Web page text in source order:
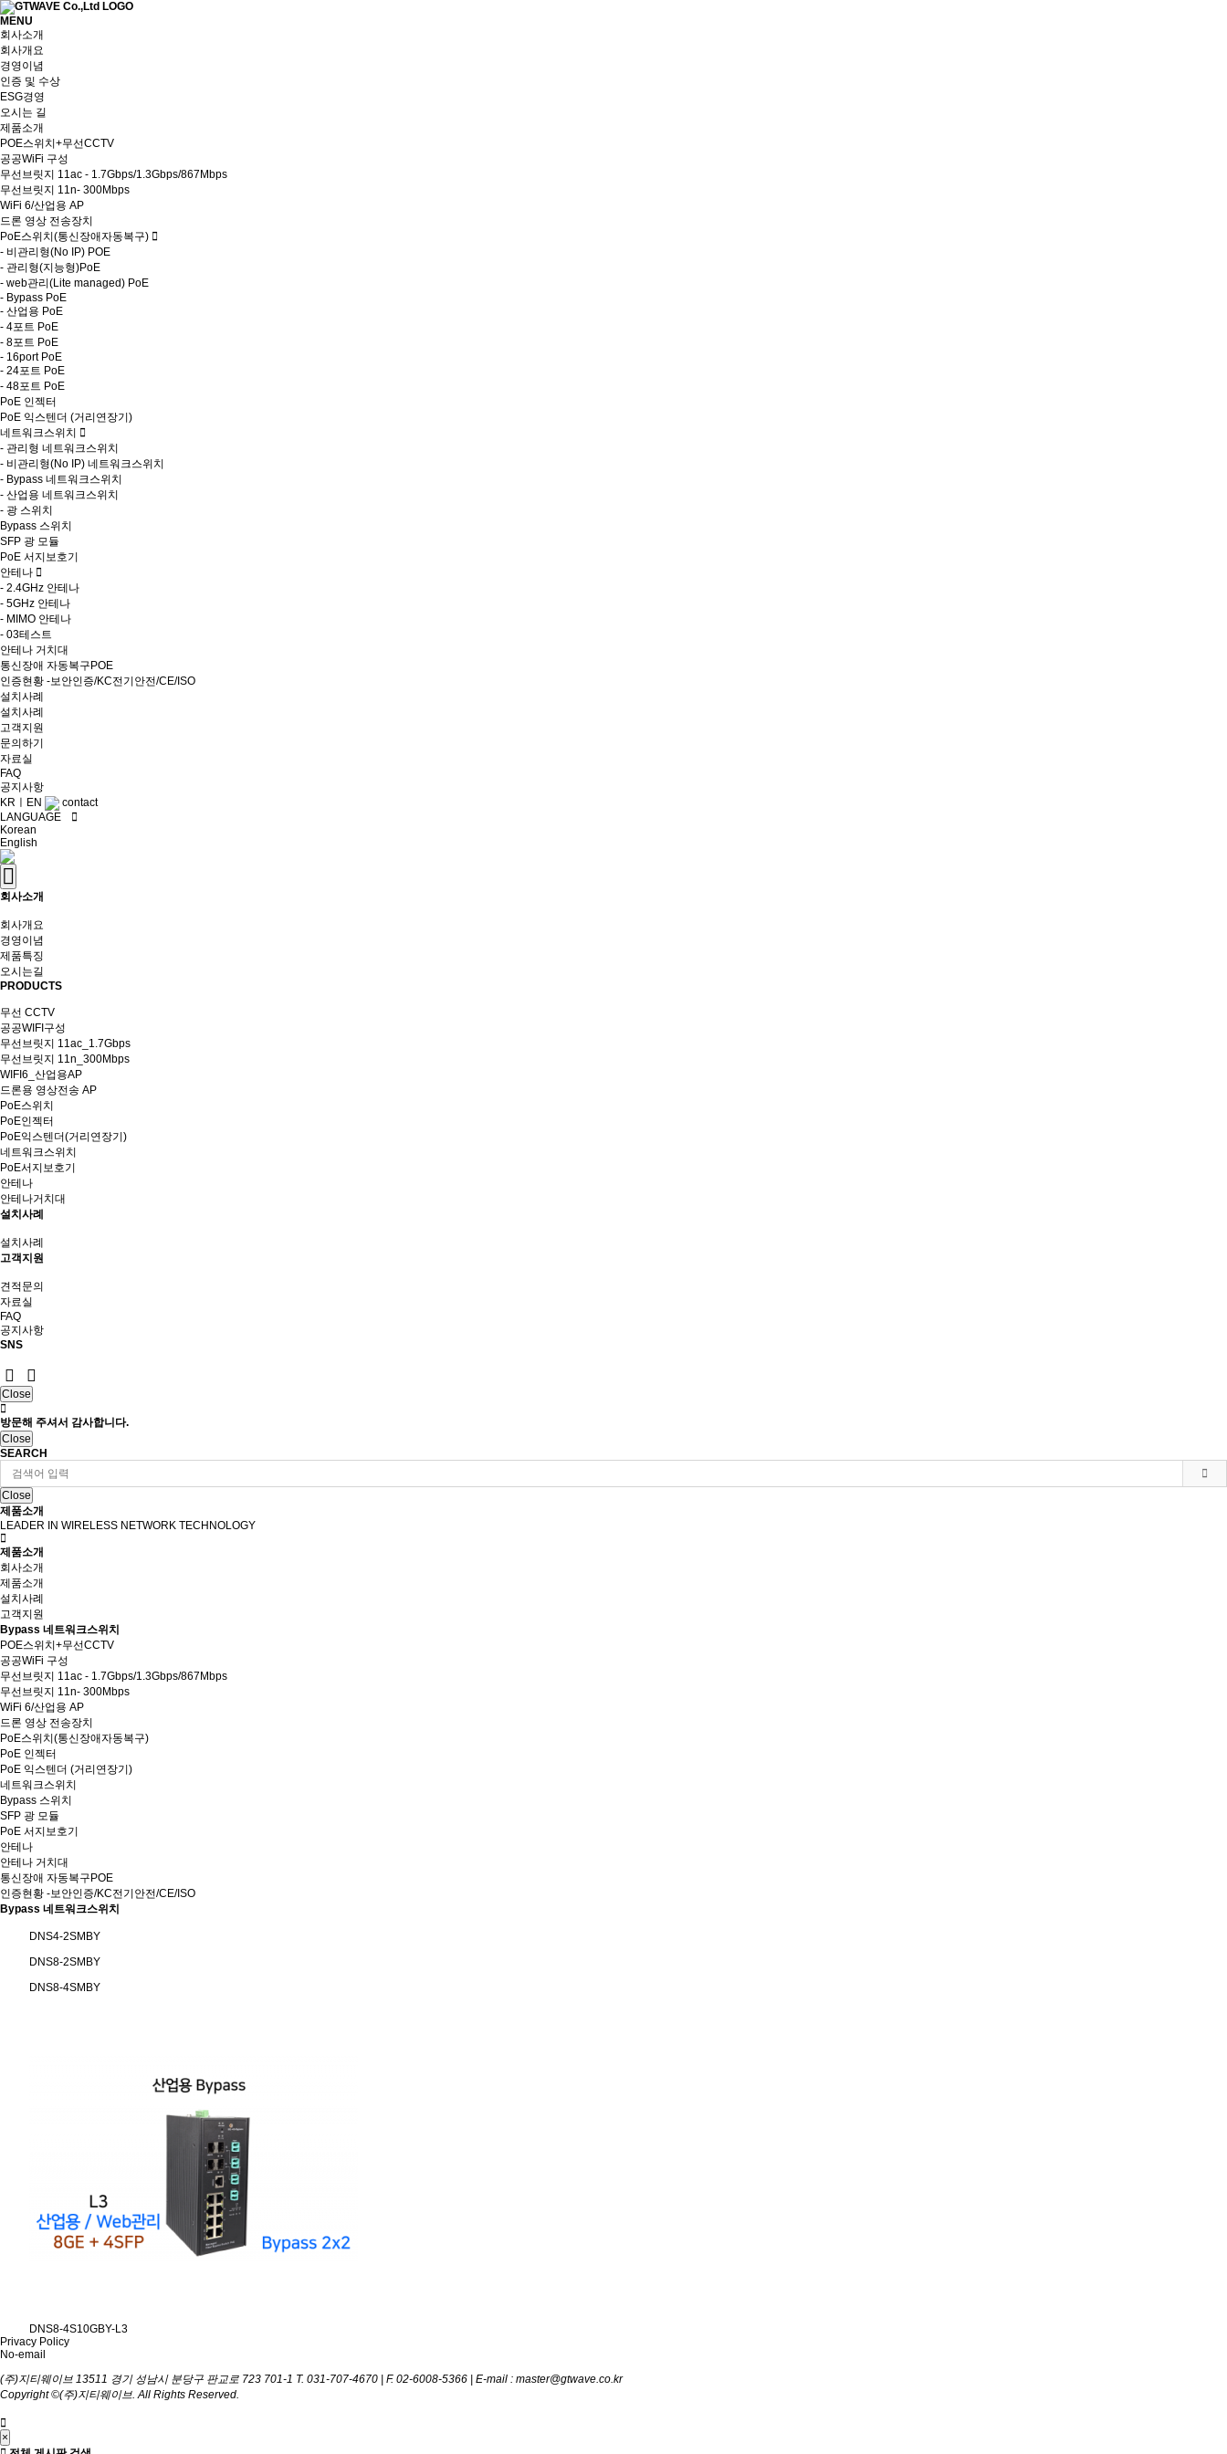
MENU
회사소개
회사개요
경영이념
인증 및 수상
ESG경영
오시는 길
제품소개
POE스위치+무선CCTV
공공WiFi 구성
무선브릿지 11ac - 1.7Gbps/1.3Gbps/867Mbps
무선브릿지 11n- 300Mbps
WiFi 6/산업용 AP
드론 영상 전송장치
PoE스위치(통신장애자동복구)
- 비관리형(No IP) POE
- 관리형(지능형)PoE
- web관리(Lite managed) PoE
- Bypass PoE
- 산업용 PoE
- 4포트 PoE
- 8포트 PoE
- 16port PoE
- 24포트 PoE
- 48포트 PoE
PoE 인젝터
PoE 익스텐더 (거리연장기)
네트워크스위치
- 관리형 네트워크스위치
- 비관리형(No IP) 네트워크스위치
- Bypass 네트워크스위치
- 산업용 네트워크스위치
- 광 스위치
Bypass 스위치
SFP 광 모듈
PoE 서지보호기
안테나
- 2.4GHz 안테나
- 5GHz 안테나
- MIMO 안테나
- 03테스트
안테나 거치대
통신장애 자동복구POE
인증현황 -보안인증/KC전기안전/CE/ISO
설치사례
설치사례
고객지원
문의하기
자료실
FAQ
공지사항
KR
EN
contact
LANGUAGE
Korean
English
회사소개
회사개요
경영이념
제품특징
오시는길
PRODUCTS
무선 CCTV
공공WIFI구성
무선브릿지 11ac_1.7Gbps
무선브릿지 11n_300Mbps
WIFI6_산업용AP
드론용 영상전송 AP
PoE스위치
PoE인젝터
PoE익스텐더(거리연장기)
네트워크스위치
PoE서지보호기
안테나
안테나거치대
설치사례
설치사례
고객지원
견적문의
자료실
FAQ
공지사항
SNS
Close
방문해 주셔서 감사합니다.
Close
SEARCH
Close
제품소개
LEADER IN WIRELESS NETWORK TECHNOLOGY
제품소개
회사소개
제품소개
설치사례
고객지원
Bypass 네트워크스위치
POE스위치+무선CCTV
공공WiFi 구성
무선브릿지 11ac - 1.7Gbps/1.3Gbps/867Mbps
무선브릿지 11n- 300Mbps
WiFi 6/산업용 AP
드론 영상 전송장치
PoE스위치(통신장애자동복구)
PoE 인젝터
PoE 익스텐더 (거리연장기)
네트워크스위치
Bypass 스위치
SFP 광 모듈
PoE 서지보호기
안테나
안테나 거치대
통신장애 자동복구POE
인증현황 -보안인증/KC전기안전/CE/ISO
Bypass 네트워크스위치
DNS4-2SMBY
DNS8-2SMBY
DNS8-4SMBY
DNS8-4S10GBY-L3
Privacy Policy
No-email
(주)지티웨이브 13511 경기 성남시 분당구 판교로 723 701-1 T. 031-707-4670 | F. 02-6008-5366 | E-mail : master@gtwave.co.kr
Copyright ©(주)지티웨이브. All Rights Reserved.
×